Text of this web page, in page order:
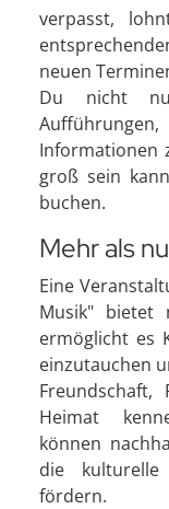
verpasst,
neuen
Du nicht
Informationen
groß sein
buchen.
Mehr als
Eine
Musik" bietet
ermöglicht es
einzutauchen
Heimat
können
die kulturelle
fördern.